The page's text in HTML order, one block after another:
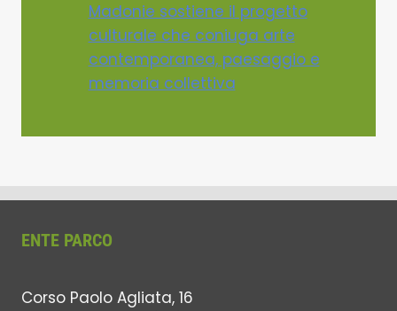
Madonie sostiene il progetto
culturale che coniuga arte
contemporanea, paesaggio e
memoria collettiva
ENTE PARCO
Corso Paolo Agliata, 16